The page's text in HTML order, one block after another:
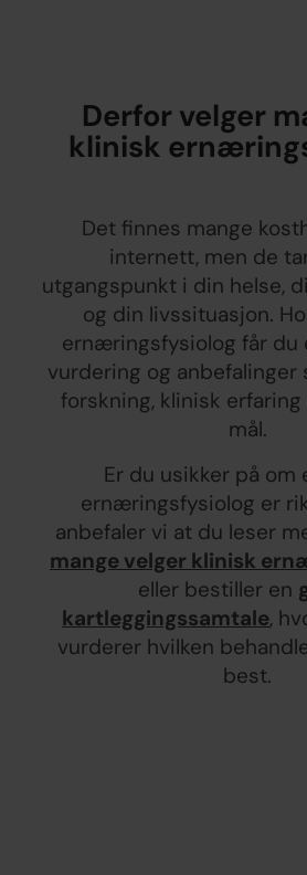
Derfor velger
klinisk
Det finnes mange
internett, men de
utgangspunkt i din helse,
og din livssituasjon.
ernæringsfysiolog får du
vurdering og anbefalinger
forskning, klinisk
mål.
Er du usikker på om
ernæringsfysiolog er
anbefaler vi at du leser
mange velger klinisk
eller bestiller en
kartleggingssamtale,
vurderer hvilken
best.